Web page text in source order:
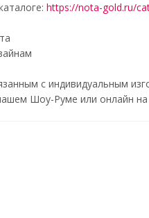
https://nota-gold.ru/
с индивидуальным
Шоу-Руме или онлайн на